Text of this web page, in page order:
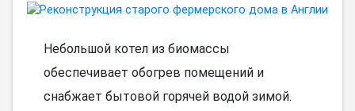
Небольшой котел из биомассы
обеспечивает обогрев помещений и
снабжает бытовой горячей водой зимой.